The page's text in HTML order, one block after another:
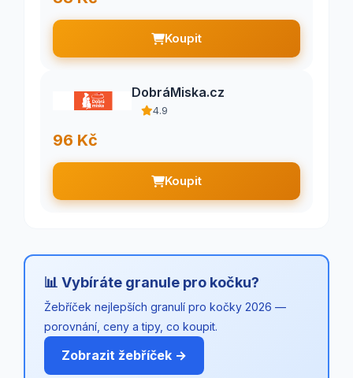
Koupit
DobráMiska.cz
4.9
96 Kč
Koupit
📊 Vybíráte granule pro kočku?
Žebříček nejlepších granulí pro kočky 2026 —
porovnání, ceny a tipy, co koupit.
Zobrazit žebříček →